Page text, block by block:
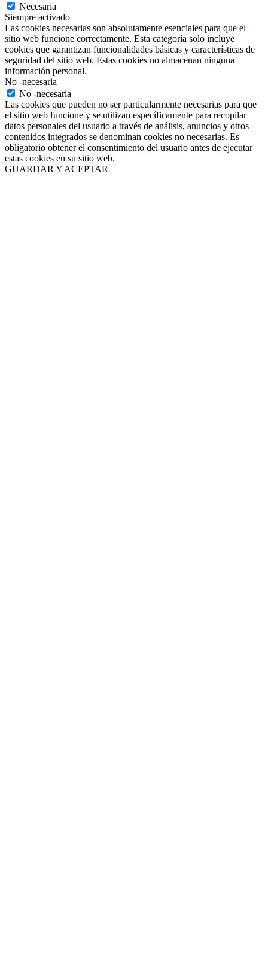
Necesaria
Siempre activado
Las cookies necesarias son absolutamente esenciales para que el
sitio web funcione correctamente. Esta categoría solo incluye
cookies que garantizan funcionalidades básicas y características de
seguridad del sitio web. Estas cookies no almacenan ninguna
información personal.
No -necesaria
No -necesaria
Las cookies que pueden no ser particularmente necesarias para que
el sitio web funcione y se utilizan específicamente para recopilar
datos personales del usuario a través de análisis, anuncios y otros
contenidos integrados se denominan cookies no necesarias. Es
obligatorio obtener el consentimiento del usuario antes de ejecutar
estas cookies en su sitio web.
GUARDAR Y ACEPTAR